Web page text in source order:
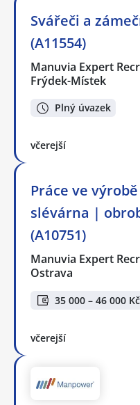
Svářeči a
(A11554)
Manuvia Expert
Frýdek-Místek
Plný úvazek
včerejší
Práce ve
slévárna |
(A10751)
Manuvia Expert
Ostrava
35 000 – 46 000 Kč
včerejší